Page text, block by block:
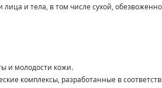
и тела, в том числе сухой,
и молодости кожи.
комплексы, разработанные в